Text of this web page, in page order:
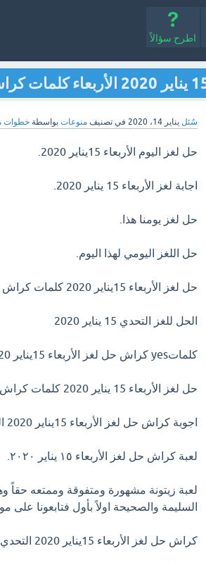
اطرح سؤالاً
سُئل يناير 14، 2020 في تصنيف منوعات بواسطة خطوات
حل لغز اليوم الأربعاء 15يناير 2020.
اجابة لغز الأربعاء 15 يناير 2020.
حل لغز يومنا هذا.
حل اللغز اليومي لهذا اليوم.
حل لغز الأربعاء 15يناير 2020 كلمات كراش اللغز اليومي 2020.
الحل للغز التحدي 15 يناير 2020
كلماتyes​​​​​​ كراش حل لغز الأربعاء 15يناير 2020 اللغز اليومي 2020 التحدي اليومي.
حل لغز الأربعاء 15 يناير 2020 كلمات كراش
اجوبة كراش حل لغز الأربعاء 15يناير 2020 اللغز اليومي.
لعبة كراش حل لغز الأربعاء ١٥ يناير ٢٠٢٠.
لعبة زيتونة مشهورة ومتفوقة وممتعه حقاً
السليمة والصحيحة اولاً بأول فتابعونا
كراش حل لغز الأربعاء 15يناير 2020 التحدي اليومي